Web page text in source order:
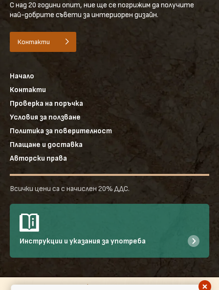
С над 20 години опит, ние ще се погрижим да получите
най-добрите съвети за интериорен дизайн.
Контакти
Начало
Контакти
Проверка на поръчка
Условия за ползване
Политика за поверителност
Плащане и доставка
Авторски права
Всички цени са с начислен 20% ДДС.
Инструкции и указания за употреба
©2026ФОТОТАПЕТ.БГ | Евродекор Бургас ООД - Всички права